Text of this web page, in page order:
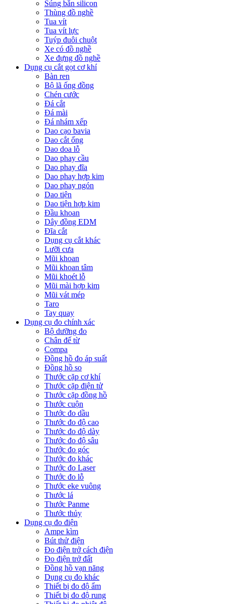
Súng bắn silicon
Thùng đồ nghề
Tua vít
Tua vít lực
Tuýp đuôi chuột
Xe có đồ nghề
Xe đựng đồ nghề
Dụng cụ cắt gọt cơ khí
Bàn ren
Bộ lã ống đồng
Chén cước
Đá cắt
Đá mài
Đá nhám xếp
Dao cạo bavia
Dao cắt ống
Dao doa lỗ
Dao phay cầu
Dao phay đĩa
Dao phay hợp kim
Dao phay ngón
Dao tiện
Dao tiện hợp kim
Đầu khoan
Dây đồng EDM
Đĩa cắt
Dụng cụ cắt khác
Lưỡi cưa
Mũi khoan
Mũi khoan tâm
Mũi khoét lỗ
Mũi mài hợp kim
Mũi vát mép
Taro
Tay quay
Dụng cụ đo chính xác
Bộ dưỡng đo
Chân đế từ
Compa
Đồng hồ đo áp suất
Đồng hồ so
Thước cặp cơ khí
Thước cặp điện tử
Thước cặp đồng hồ
Thước cuộn
Thước đo dầu
Thước đo độ cao
Thước đo độ dày
Thước đo độ sâu
Thước đo góc
Thước đo khác
Thước đo Laser
Thước đo lỗ
Thước eke vuông
Thước lá
Thước Panme
Thước thủy
Dụng cụ đo điện
Ampe kìm
Bút thử điện
Đo điện trở cách điện
Đo điện trở đất
Đồng hồ vạn năng
Dụng cụ đo khác
Thiết bị đo độ ẩm
Thiết bị đo độ rung